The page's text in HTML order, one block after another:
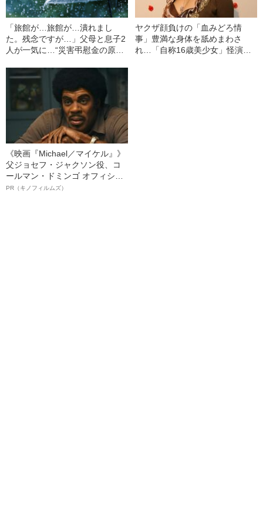
「旅館が…旅館が…潰れまし
た。残念ですが…」父母と息子2
人が一気に…“災害弔慰金の原
ヤクザ顔負けの「血みどろ情
事」豊満な身体を舐めまわさ
れ…「自称16歳美少女」怪演
《映画『Michael／マイケル』》
父ジョセフ・ジャクソン役、コ
ールマン・ドミンゴ オフィシャ
ルインタビュー“観客を魅了した
PR（キノフィルムズ）